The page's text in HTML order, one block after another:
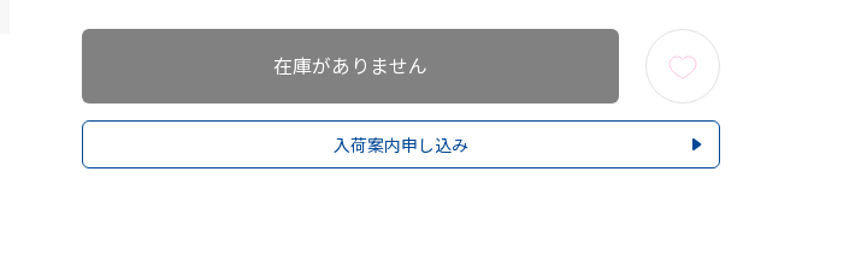
在庫がありません
入荷案内申し込み